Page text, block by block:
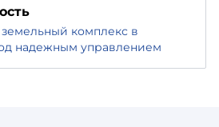
комплекс в
надежным управлением